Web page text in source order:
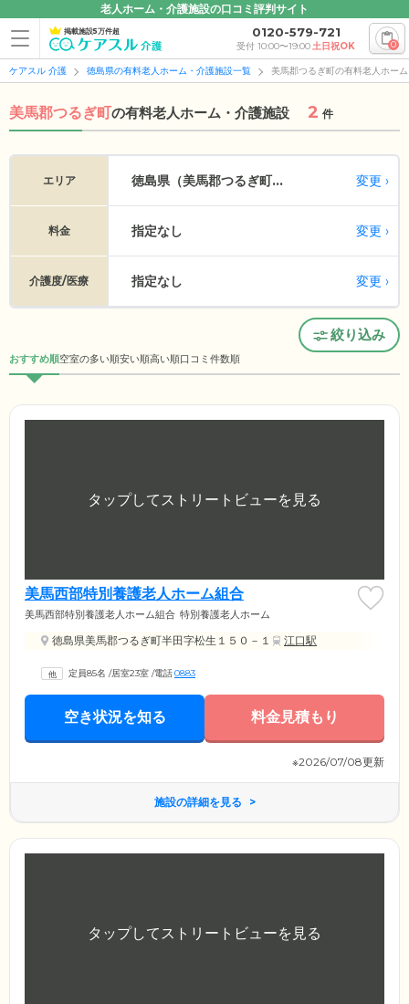
老人ホーム・介護施設の口コミ評判サイト
掲載施設5万件超 0120-579-721
受付 10:00〜19:00土日祝OK 0
ケアスル 介護 徳島県の有料老人ホーム・介護施設一覧 美馬郡つるぎ町の有料老人ホー
美馬郡つるぎ町の有料老人ホーム・介護施設 2 件
エリア 徳島県（美馬郡つるぎ町... 変更
料金 指定なし 変更
介護度/医療 指定なし 変更
絞り込み
おすすめ順空室の多い順安い順高い順口コミ件数順
美馬西部特別養護老人ホーム組合
美馬西部特別養護老人ホーム組合 特別養護老人ホーム
徳島県美馬郡つるぎ町半田字松生１５０－１ 江口駅
定員85名 /居室23室 /電話0883
空き状況を知る 料金見積もり
※2026/07/08更新
施設の詳細を見る